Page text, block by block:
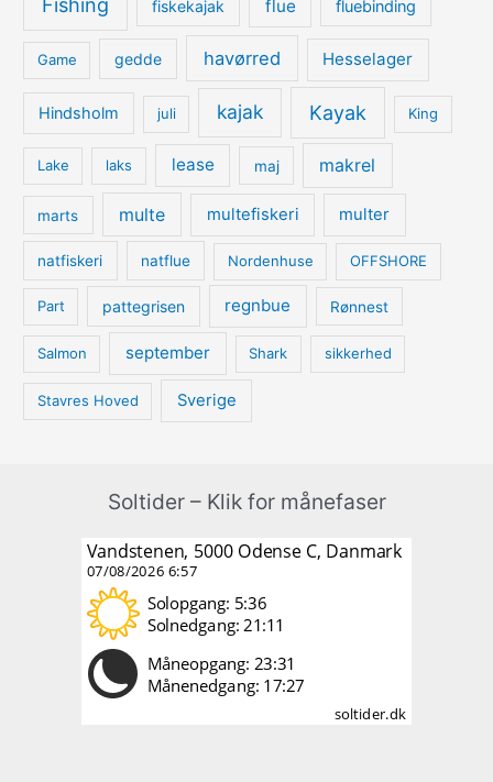
Fishing fiskekajak flue fluebinding
Game gedde havørred Hesselager
Hindsholm juli kajak Kayak King
Lake laks lease maj makrel
marts multe multefiskeri multer
natfiskeri natflue Nordenhuse OFFSHORE
Part pattegrisen regnbue Rønnest
Salmon september Shark sikkerhed
Stavres Hoved Sverige
Soltider – Klik for månefaser